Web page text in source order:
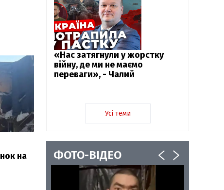
на
«Нас затягнули у жорстку
війну, де ми не маємо
переваги», - Чалий
Усі теми
ФОТО-ВІДЕО